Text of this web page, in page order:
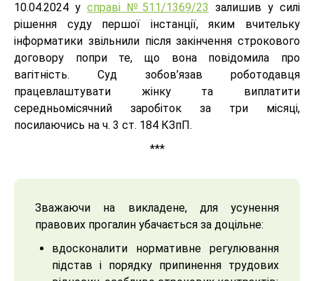
10.04.2024 усправі №511/1369/23 залишив у силі
рішення суду першої інстанції, яким вчительку
інформатики звільнили після закінчення строкового
договору попри те, що вона повідомила про
вагітність. Суд зобов’язав роботодавця
працевлаштувати жінку та виплатити
середньомісячний заробіток за три місяці,
посилаючись на ч. 3 ст. 184 КЗпП.
***
Зважаючи на викладене, для усунення
правових прогалин убачається за доцільне:
вдосконалити нормативне регулювання
підстав і порядку припинення трудових